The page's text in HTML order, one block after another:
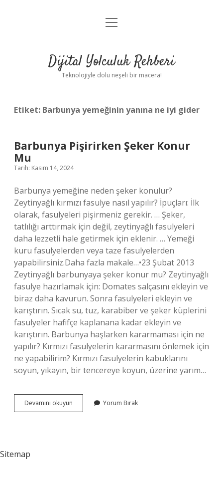
Anasayfa
Yasal Uyarı
menüyü
Dijital Yolculuk Rehberi
Teknolojiyle dolu neşeli bir macera!
Etiket: Barbunya yemeğinin yanına ne iyi gider
Barbunya Pişirirken Şeker Konur
Mu
Tarih: Kasım 14, 2024
Barbunya yemeğine neden şeker konulur?
Zeytinyağlı kırmızı fasulye nasıl yapılır? İpuçları: İlk
olarak, fasulyeleri pişirmeniz gerekir. … Şeker,
tatlılığı arttırmak için değil, zeytinyağlı fasulyeleri
daha lezzetli hale getirmek için eklenir. … Yemeği
kuru fasulyelerden veya taze fasulyelerden
yapabilirsiniz.Daha fazla makale…•23 Şubat 2013
Zeytinyağlı barbunyaya şeker konur mu? Zeytinyağlı
fasulye hazırlamak için: Domates salçasını ekleyin ve
biraz daha kavurun. Sonra fasulyeleri ekleyin ve
karıştırın. Sıcak su, tuz, karabiber ve şeker küplerini
fasulyeler hafifçe kaplanana kadar ekleyin ve
karıştırın. Barbunya haşlarken kararmaması için ne
yapılır? Kırmızı fasulyelerin kararmasını önlemek için
ne yapabilirim? Kırmızı fasulyelerin kabuklarını
soyun, yıkayın, bir tencereye koyun, üzerine yarım…
Devamını okuyun Barbunya
Pişirirken
Yorum Bırak
Sitemap